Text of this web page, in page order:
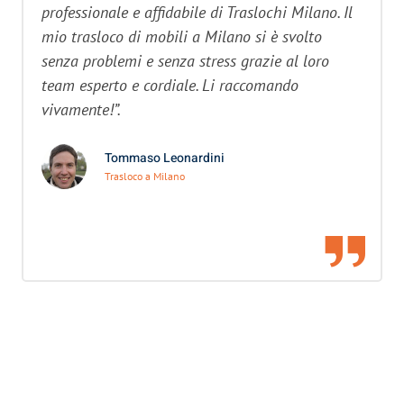
professionale e affidabile di Traslochi Milano. Il
mio trasloco di mobili a Milano si è svolto
senza problemi e senza stress grazie al loro
team esperto e cordiale. Li raccomando
vivamente!”.
Tommaso Leonardini
Trasloco a Milano